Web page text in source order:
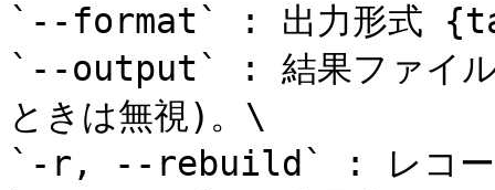
`--format` : 出力形式
`--output` : 結果ファイ
ときは無視)。\
`-r, --rebuild` : レコード